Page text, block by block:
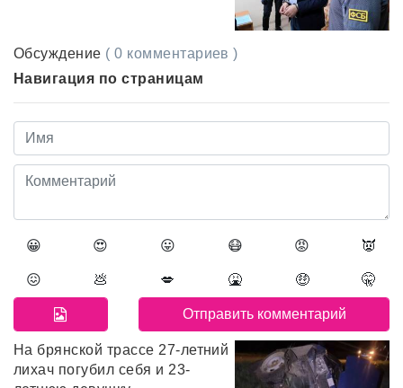
Обсуждение ( 0 комментариев )
Навигация по страницам
😀 😍 😛 😷 😡 👿
😖 💩 💋 🤮 🤑 🤫
На брянской трассе 27-летний
лихач погубил себя и 23-